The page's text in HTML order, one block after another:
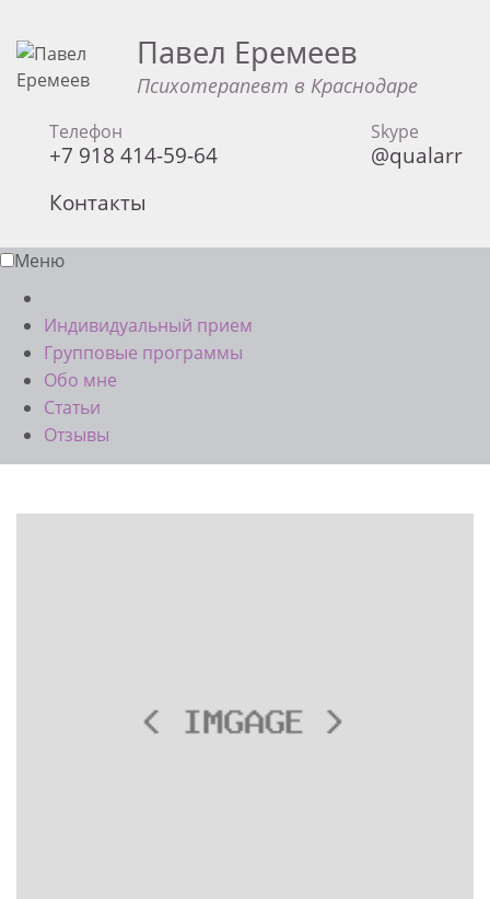
Павел Еремеев
Психотерапевт в Краснодаре
Телефон
+7 918 414-59-64
Skype
@qualarr
Контакты
Меню
Индивидуальный прием
Групповые программы
Обо мне
Статьи
Отзывы